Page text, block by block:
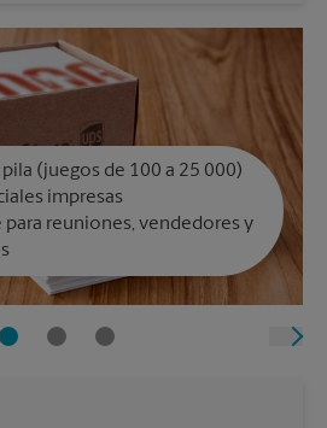
pila (juegos de 100 a 25 000)
impresas
reuniones, vendedores y